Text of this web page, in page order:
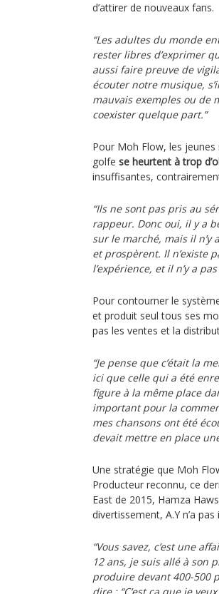
d’attirer de nouveaux fans.
“Les adultes du monde
rester libres d’exprimer
aussi faire preuve de
écouter notre musique,
mauvais exemples ou de
coexister quelque part.”
Pour Moh Flow, les
golfe se heurtent à trop
insuffisantes,
“Ils ne sont pas pris au
rappeur. Donc oui, il y a
sur le marché, mais il n’y
et prospèrent. Il n’existe
l’expérience, et il n’y a
Pour contourner le
et produit seul tous ses
pas les ventes et la
“Je pense que c’était la
ici que celle qui a été
figure à la même place
important pour la
mes chansons ont été
devait mettre en place
Une stratégie que Moh
Producteur reconnu, ce
East de 2015, Hamza
divertissement, A.Y n’a
“Vous savez, c’est une
12 ans, je suis allé à son
produire devant 400-500